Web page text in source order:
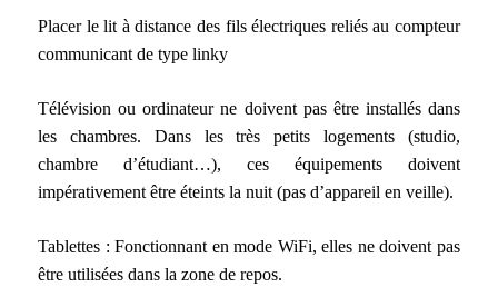
Placer le lit à distance des fils électriques reliés au compteur
communicant de type linky
Télévision ou ordinateur ne doivent pas être installés dans
les chambres. Dans les très petits logements (studio,
chambre d’étudiant…), ces équipements doivent
impérativement être éteints la nuit (pas d’appareil en veille).
Tablettes : Fonctionnant en mode WiFi, elles ne doivent pas
être utilisées dans la zone de repos.